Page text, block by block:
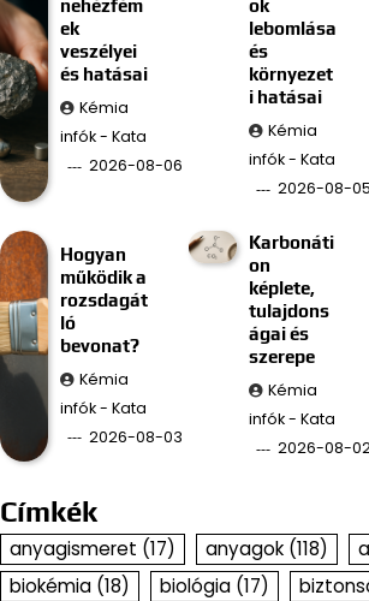
nehézfém
ek
veszélyei
és hatásai
Kémia
infók - Kata
2026-08-06
ok
lebomlása
és
környezet
i hatásai
Kémia
infók - Kata
2026-08-05
Hogyan
működik a
rozsdagát
ló
bevonat?
Kémia
infók - Kata
2026-08-03
Karbonáti
on
képlete,
tulajdons
ágai és
szerepe
Kémia
infók - Kata
2026-08-
Címkék
anyagismeret (17) anyagok (118)
biokémia (18) biológia (17)